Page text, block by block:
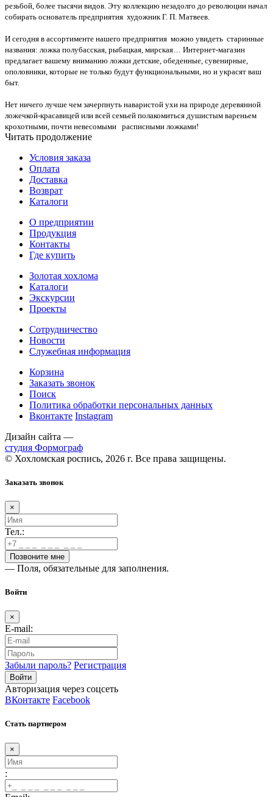
резьбой, более тысячи видов. Эту коллекцию незадолго до революции начал
собирать основатель предприятия художник Г. П. Матвеев.
И сегодня в ассортименте нашего предприятия можно увидеть старинные
названия: ложка полубасская, рыбацкая, мирская… Интернет-магазин
предлагает вашему вниманию ложки детские, обеденные, сувенирные,
ополовники, которые не только будут функциональными, но и украсят ваш
быт.
Нет ничего лучше чем зачерпнуть наваристой ухи на природе деревянной
ложечкой-красавицей или всей семьей полакомиться душистым вареньем
крохотными, почти невесомыми расписными ложками!
Читать продолжение
Условия заказа
Оплата
Доставка
Возврат
Каталоги
О предприятии
Продукция
Контакты
Где купить
Золотая хохлома
Каталоги
Экскурсии
Проекты
Сотрудничество
Новости
Служебная информация
Корзина
Заказать звонок
Поиск
Политика обработки персональных данных
Вконтакте Instagram
Дизайн сайта —
студия Формограф
© Хохломская роспись, 2026 г. Все права защищены.
Заказать звонок
×
Тел.:
— Поля, обязательные для заполнения.
Войти
×
E-mail:
Забыли пароль? Регистрация
Авторизация через соцсеть
ВКонтакте Facebook
Стать партнером
×
: